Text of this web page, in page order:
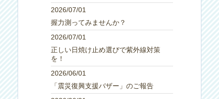
2026/07/01
握力測ってみませんか？
2026/07/01
正しい日焼け止め選びで紫外線対策
を！
2026/06/01
「震災復興支援バザー」のご報告